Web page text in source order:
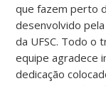
que fazem perto
desenvolvido
da UFSC. Todo o
equipe agradece
dedicação